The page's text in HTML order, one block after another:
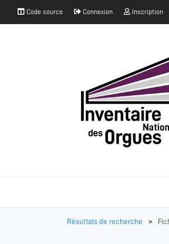
Code source Connexion Inscription
Résultats de recherche >